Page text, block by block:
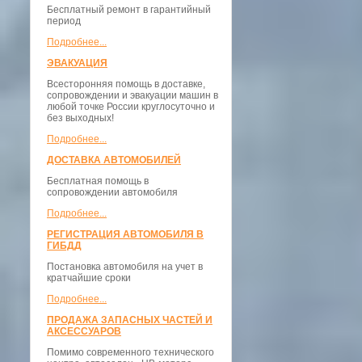
Бесплатный ремонт в гарантийный
период
Подробнее...
ЭВАКУАЦИЯ
Всесторонняя помощь в доставке,
сопровождении и эвакуации машин в
любой точке России круглосуточно и
без выходных!
Подробнее...
ДОСТАВКА АВТОМОБИЛЕЙ
Бесплатная помощь в
сопровождении автомобиля
Подробнее...
РЕГИСТРАЦИЯ АВТОМОБИЛЯ В
ГИБДД
Постановка автомобиля на учет в
кратчайшие сроки
Подробнее...
ПРОДАЖА ЗАПАСНЫХ ЧАСТЕЙ И
АКСЕССУАРОВ
Помимо современного технического